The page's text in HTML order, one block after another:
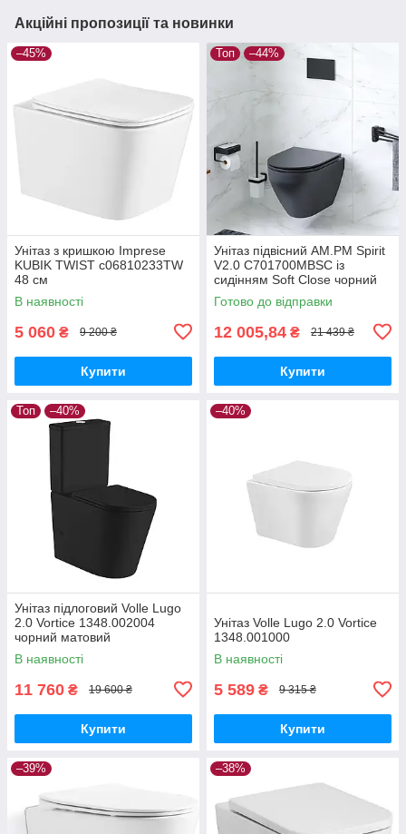
Акційні пропозиції та новинки
–45%
Унітаз з кришкою Imprese
KUBIK TWIST c06810233TW
48 см
В наявності
5 060 ₴ 9 200 ₴
Купити
Топ –44%
Унітаз підвісний AM.PM Spirit
V2.0 C701700MBSC із
сидінням Soft Close чорний
матовий
Готово до відправки
12 005,84 ₴ 21 439 ₴
Купити
Топ –40%
Унітаз підлоговий Volle Lugo
2.0 Vortice 1348.002004
чорний матовий
В наявності
11 760 ₴ 19 600 ₴
Купити
–40%
Унітаз Volle Lugo 2.0 Vortice
1348.001000
В наявності
5 589 ₴ 9 315 ₴
Купити
–39% –38%